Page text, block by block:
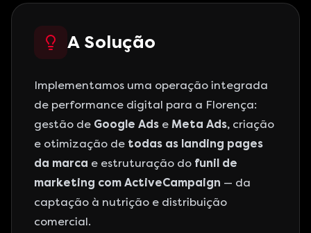
A Solução
Implementamos uma operação integrada
de performance digital para a Florença:
gestão de Google Ads e Meta Ads, criação
e otimização de todas as landing pages
da marca e estruturação do funil de
marketing com ActiveCampaign — da
captação à nutrição e distribuição
comercial.